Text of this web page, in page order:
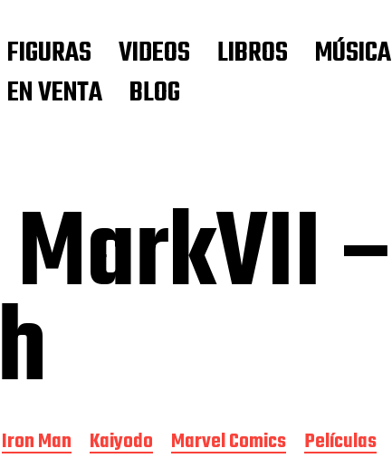
FIGURAS VIDEOS LIBROS MÚSICA
EN VENTA
BLOG
–
Iron Man Kaiyodo Marvel Comics Películas